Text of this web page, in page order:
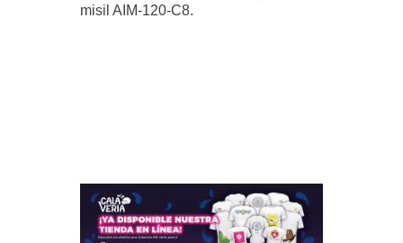
misil AIM-120-C8.